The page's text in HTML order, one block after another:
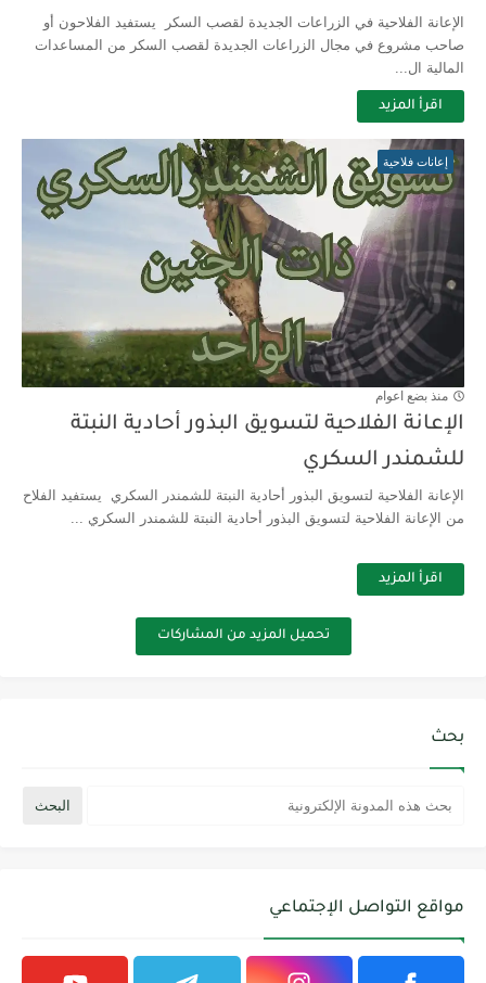
الإعانة الفلاحية في الزراعات الجديدة لقصب السكر يستفيد الفلاحون أو
صاحب مشروع في مجال الزراعات الجديدة لقصب السكر من المساعدات
المالية ال...
اقرأ المزيد
إعانات فلاحية
منذ بضع اعوام
الإعانة الفلاحية لتسويق البذور أحادية النبتة
للشمندر السكري
الإعانة الفلاحية لتسويق البذور أحادية النبتة للشمندر السكري يستفيد الفلاح
من الإعانة الفلاحية لتسويق البذور أحادية النبتة للشمندر السكري ...
اقرأ المزيد
تحميل المزيد من المشاركات
بحث
مواقع التواصل الإجتماعي